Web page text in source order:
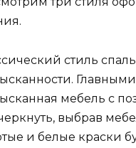
стиль
мебель с
выбрав
и белые краски